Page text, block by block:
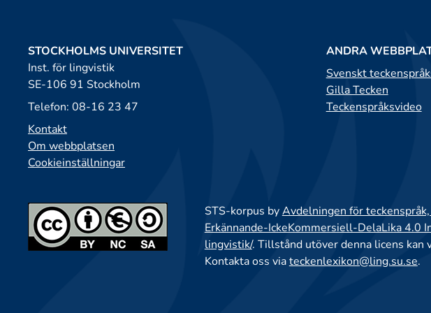
STOCKHOLMS UNIVERSITET
Inst. för lingvistik
SE-106 91 Stockholm
Telefon: 08-16 23 47
Kontakt
Om webbplatsen
Cookieinställningar
ANDRA
Svenskt
Gilla Tecken
Teckenspråksvideo
STS-korpus byAvdelningen för
Erkännande-IckeKommersiell-DelaLika 4.0
lingvistik/. Tillstånd utöver denna licens kan
Kontakta oss viateckenlexikon@ling.su.se.